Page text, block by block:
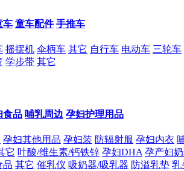
车 童车配件 手推车
摇摆机 伞柄车 其它 自行车 电动车 三轮车
学步带 其它
食品 哺乳周边 孕妇护理用品
孕妇其他用品 孕妇装 防辐射服 孕妇内衣
它 叶酸/维生素/钙铁锌 孕妇DHA 孕产妇
品 其它 催乳仪 吸奶器/吸乳器 防溢乳垫 乳